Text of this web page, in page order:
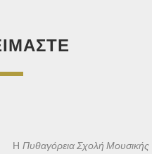
Η Πυθαγόρεια Σχολή Μουσικής